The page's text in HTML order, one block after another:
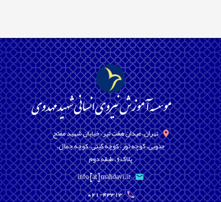
تهران، میدان هفت تیر، خیابان شهید مفتح
جنوبی، کوچه تور، کوچه گیتی، کوچه جمال،
پلاک6، طبقه دوم
info [at] mahdavi.ir
021-43313